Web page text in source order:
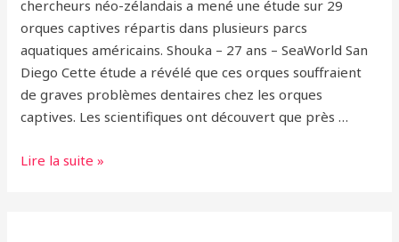
chercheurs néo-zélandais a mené une étude sur 29
orques captives répartis dans plusieurs parcs
aquatiques américains. Shouka – 27 ans – SeaWorld San
Diego Cette étude a révélé que ces orques souffraient
de graves problèmes dentaires chez les orques
captives. Les scientifiques ont découvert que près …
Captivité
Lire la suite »